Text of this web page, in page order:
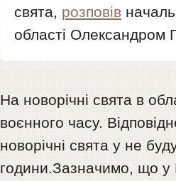
свята, розповів
області Олександром
На новорічні свята в
воєнного часу.
новорічні свята у не
години.Зазначимо, що у